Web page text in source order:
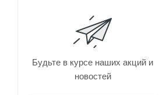
Будьте в курсе наших акций и
новостей